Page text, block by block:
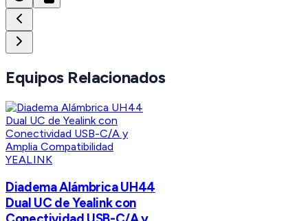
Equipos Relacionados
YEALINK
Diadema Alámbrica UH44
Dual UC de Yealink con